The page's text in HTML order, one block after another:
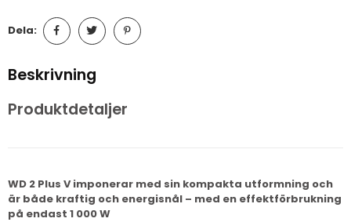
Dela:
Beskrivning
Produktdetaljer
WD 2 Plus V imponerar med sin kompakta utformning och
är både kraftig och energisnål – med en effektförbrukning
på endast 1 000 W